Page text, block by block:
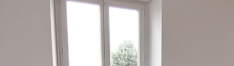
(État des Risques et Pollutions). Pour en savoir plus, rendez-vous sur